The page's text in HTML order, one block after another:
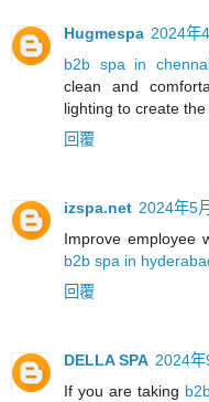
Hugmespa 2024年
b2b spa in
clean and
lighting to create
回覆
izspa.net 2024年5
Improve employee
b2b spa in
回覆
DELLA SPA 2024
If you are taking